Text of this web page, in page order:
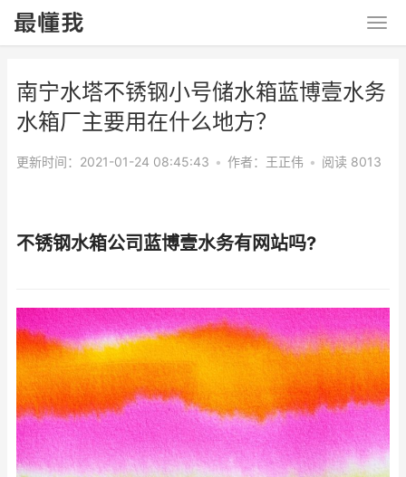
南宁水塔不锈钢小号储水箱蓝博壹水务
水箱厂主要用在什么地方？
更新时间：2021-01-24 08:45:43 • 作者： 王正伟 • 阅读 8013
不锈钢水箱公司蓝博壹水务有网站吗?